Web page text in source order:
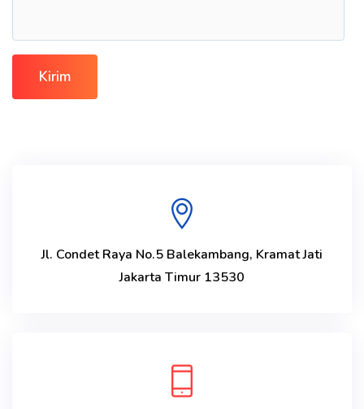
Jl. Condet Raya No.5 Balekambang, Kramat Jati
Jakarta Timur 13530